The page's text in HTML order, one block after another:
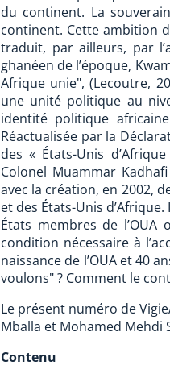
du continent. La
continent. Cette ambition
traduit, par ailleurs, par
ghanéen de l’époque,
Afrique unie", (Lecoutre,
une unité politique au
identité politique
Réactualisée par la
des « États-Unis
Colonel Muammar
avec la création, en 2002,
et des États-Unis
États membres de l’OUA
condition nécessaire à
naissance de l’OUA et 40
voulons" ? Comment le
Le présent numéro de
Mballa et Mohamed Mehdi
Contenu